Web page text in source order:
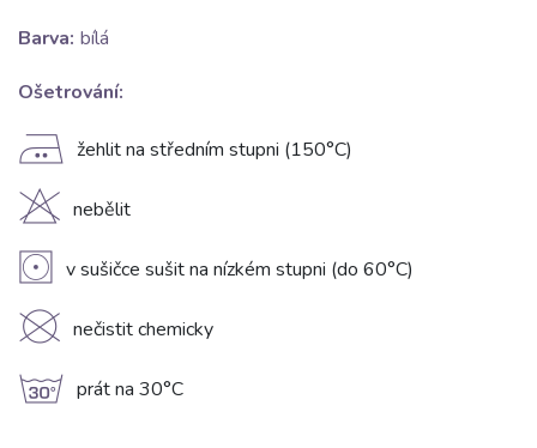
Barva: bílá
Ošetrování:
E žehlit na středním stupni (150°C)
H nebělit
V v sušičce sušit na nízkém stupni (do 60°C)
K nečistit chemicky
g prát na 30°C